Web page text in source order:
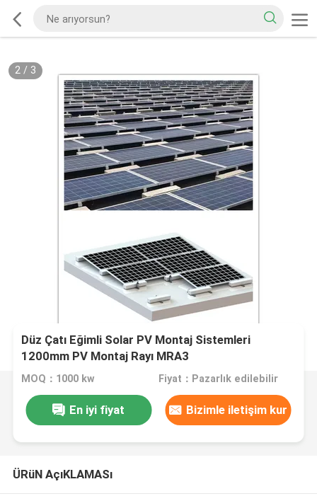
2/ 3
Düz Çatı Eğimli Solar PV Montaj Sistemleri
1200mm PV Montaj Rayı MRA3
MOQ：1000 kw Fiyat：Pazarlık edilebilir
En iyi fiyat Bizimle iletişim kur
ÜRüN AçıKLAMASı